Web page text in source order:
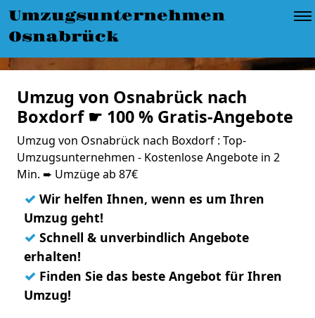
Umzugsunternehmen
Osnabrück
Umzug von Osnabrück nach
Boxdorf ☛ 100 % Gratis-Angebote
Umzug von Osnabrück nach Boxdorf : Top-
Umzugsunternehmen - Kostenlose Angebote in 2
Min. ➨ Umzüge ab 87€
✓ Wir helfen Ihnen, wenn es um Ihren
Umzug geht!
✓ Schnell & unverbindlich Angebote
erhalten!
✓ Finden Sie das beste Angebot für Ihren
Umzug!